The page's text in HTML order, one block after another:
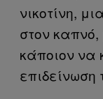
νικοτίνη,
στον καπνό,
κάποιον να